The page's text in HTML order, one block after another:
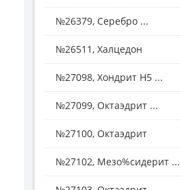
№26379, Серебро ...
№26511, Халцедон
№27098, Хондрит H5 ...
№27099, Октаэдрит ...
№27100, Октаэдрит
№27102, Мезо%сидерит ...